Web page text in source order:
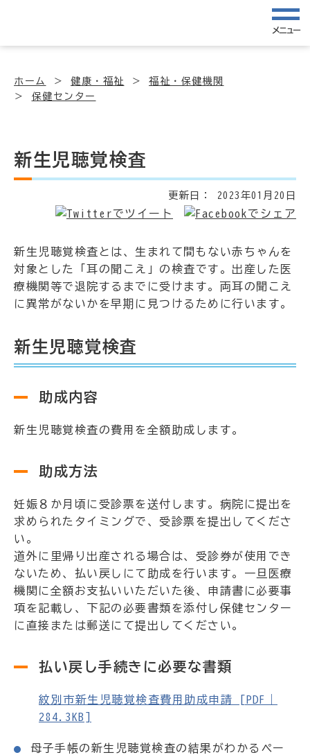
メニュー
ホーム 健康・福祉
福祉・保健機関
保健センター
新生児聴覚検査
更新日： 2023年01月20日
新生児聴覚検査とは、生まれて間もない赤ちゃんを
対象とした「耳の聞こえ」の検査です。出産した医
療機関等で退院するまでに受けます。両耳の聞こえ
に異常がないかを早期に見つけるために行います。
新生児聴覚検査
助成内容
新生児聴覚検査の費用を全額助成します。
助成方法
妊娠８か月頃に受診票を送付します。病院に提出を
求められたタイミングで、受診票を提出してくださ
い。
道外に里帰り出産される場合は、受診券が使用でき
ないため、払い戻しにて助成を行います。一旦医療
機関に全額お支払いいただいた後、申請書に必要事
項を記載し、下記の必要書類を添付し保健センター
に直接または郵送にて提出してください。
払い戻し手続きに必要な書類
紋別市新生児聴覚検査費用助成申請 [PDF｜
284.3KB]
母子手帳の新生児聴覚検査の結果がわかるペー